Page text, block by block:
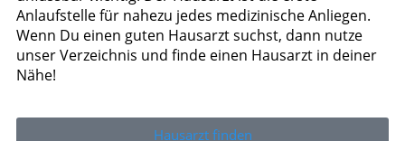
Anlaufstelle für nahezu jedes medizinische Anliegen.
Wenn Du einen guten Hausarzt suchst, dann nutze
unser Verzeichnis und finde einen Hausarzt in deiner
Nähe!
Hausarzt finden